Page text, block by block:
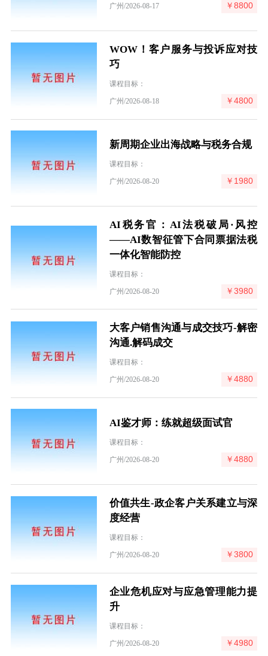
广州/2026-08-17 ￥8800
WOW！客户服务与投诉应对技
巧
课程目标：
广州/2026-08-18 ￥4800
新周期企业出海战略与税务合规
课程目标：
广州/2026-08-20 ￥1980
AI税务官：AI法税破局·风控
——AI数智征管下合同票据法税
一体化智能防控
课程目标：
广州/2026-08-20 ￥3980
大客户销售沟通与成交技巧-解密
沟通.解码成交
课程目标：
广州/2026-08-20 ￥4880
AI鉴才师：练就超级面试官
课程目标：
广州/2026-08-20 ￥4880
价值共生-政企客户关系建立与深
度经营
课程目标：
广州/2026-08-20 ￥3800
企业危机应对与应急管理能力提
升
课程目标：
广州/2026-08-20 ￥4980